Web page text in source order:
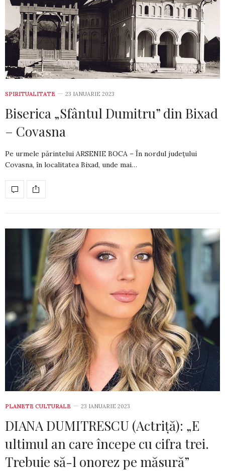
SPIRITUALITATE 23 IANUARIE 2023
Biserica „Sfântul Dumitru” din Bixad
– Covasna
Pe urmele părintelui ARSENIE BOCA – În nordul județului
Covasna, în localitatea Bixad, unde mai…
PLANETE CULTURALE 23 IANUARIE 2023
DIANA DUMITRESCU (Actriță): „E
ultimul an care începe cu cifra trei.
Trebuie să-l onorez pe măsură”